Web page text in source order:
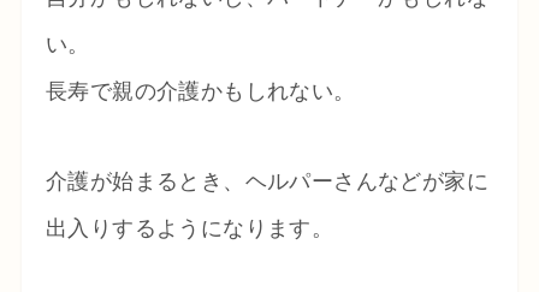
い。
長寿で親の介護かもしれない。
介護が始まるとき、ヘルパーさんなどが家に
出入りするようになります。